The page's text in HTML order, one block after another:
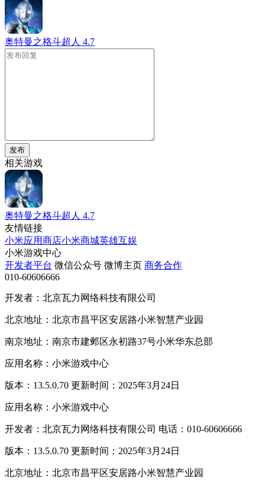
奥特曼之格斗超人 4.7
发布
相关游戏
奥特曼之格斗超人 4.7
友情链接
小米应用商店小米商城英雄互娱
小米游戏中心
开发者平台 微信公众号 微博主页 商务合作
010-60606666
开发者：北京瓦力网络科技有限公司
北京地址：北京市昌平区安居路小米智慧产业园
南京地址：南京市建邺区永初路37号小米华东总部
应用名称：小米游戏中心
版本：13.5.0.70 更新时间：2025年3月24日
应用名称：小米游戏中心
开发者：北京瓦力网络科技有限公司 电话：010-60606666
版本：13.5.0.70 更新时间：2025年3月24日
北京地址：北京市昌平区安居路小米智慧产业园